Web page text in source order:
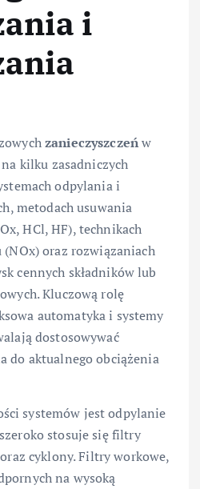
i
zanieczyszczeńw
kilku zasadniczych
odpylania i
metodach usuwania
HCl, HF), technikach
oraz rozwiązaniach
cennych składników lub
Kluczową rolę
automatyka i systemy
dostosowywać
do aktualnego obciążenia
systemów jest odpylanie
stosuje się filtry
cyklony. Filtry workowe,
na wysoką